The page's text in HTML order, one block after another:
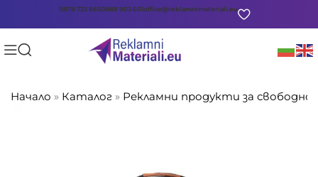
0878 722 8650888 903 601office@reklamnimateriali.eu
Начало » Каталог » Рекламни продукти за